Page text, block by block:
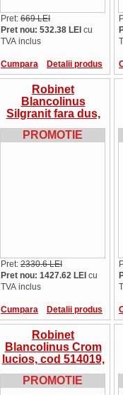
Pret: 669 LEI
Pret nou: 532.38 LEI cu
TVA inclus
Cumpara Detalii produs
Robinet
Blancolinus
Silgranit fara dus,
10 culori, oferta
PROMOTIE
Pret: 2330.6 LEI
Pret nou: 1427.62 LEI cu
TVA inclus
Cumpara Detalii produs
Robinet
Blancolinus Crom
lucios, cod 514019,
oferta
PROMOTIE